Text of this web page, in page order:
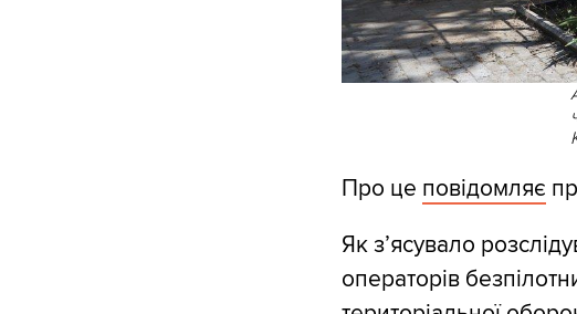
Про це повідомляє
Як з’ясувало
операторів